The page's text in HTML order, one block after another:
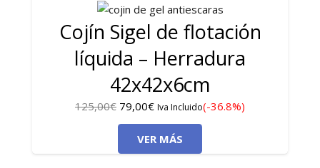
Cojín Sigel de flotación
líquida – Herradura
42x42x6cm
125,00€ El
precio
original
era:
79,00€El
precio
actual
es:
Iva Incluido(-36.8%)
VER MÁS